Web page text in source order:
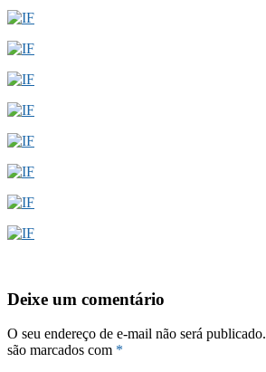
Deixe um comentário
O seu endereço de e-mail não será publicado.
são marcados com *